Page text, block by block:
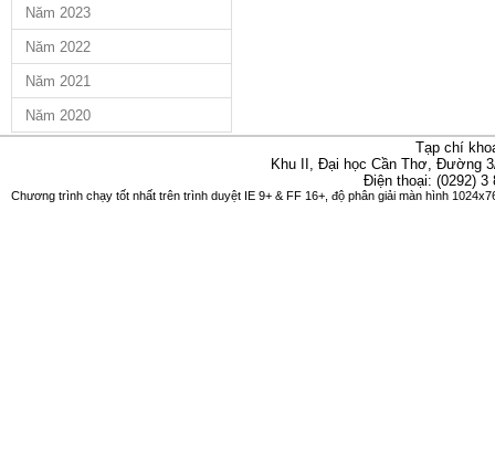
Năm 2023
Năm 2022
Năm 2021
Năm 2020
Tạp chí
Khu II, Đại học Cần Thơ, Đường
Điện thoại: (0292)
Chương trình chạy tốt nhất trên trình duyệt IE 9+ & FF 16+, độ phân giải màn hình